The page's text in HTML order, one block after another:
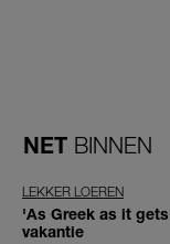
NET BINNEN
LEKKER LOEREN
'As Greek as it
vakantie